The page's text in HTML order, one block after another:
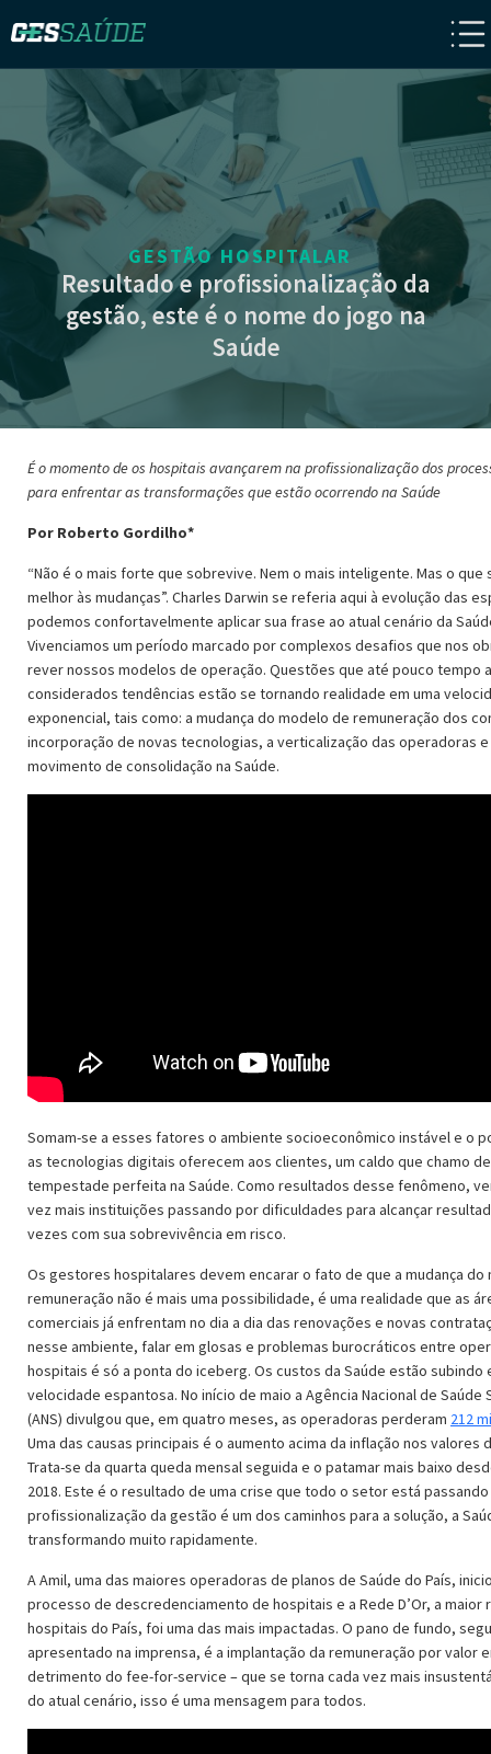
GESTÃO HOSPITALAR
Resultado e profissionalização da
gestão, este é o nome do jogo na
Saúde
É o momento de os hospitais avançarem na profissionalização dos
para enfrentar as transformações que estão ocorrendo na Saúde
Por Roberto Gordilho*
“Não é o mais forte que sobrevive. Nem o mais inteligente. Mas o que
melhor às mudanças”. Charles Darwin se referia aqui à evolução das
podemos confortavelmente aplicar sua frase ao atual cenário da
Vivenciamos um período marcado por complexos desafios que nos
rever nossos modelos de operação. Questões que até pouco tempo
considerados tendências estão se tornando realidade em uma
exponencial, tais como: a mudança do modelo de remuneração dos
incorporação de novas tecnologias, a verticalização das operadoras
movimento de consolidação na Saúde.
Somam-se a esses fatores o ambiente socioeconômico instável e o
as tecnologias digitais oferecem aos clientes, um caldo que chamo de
tempestade perfeita na Saúde. Como resultados desse fenômeno,
vez mais instituições passando por dificuldades para alcançar
vezes com sua sobrevivência em risco.
Os gestores hospitalares devem encarar o fato de que a mudança do
remuneração não é mais uma possibilidade, é uma realidade que as
comerciais já enfrentam no dia a dia das renovações e novas
nesse ambiente, falar em glosas e problemas burocráticos entre
hospitais é só a ponta do iceberg. Os custos da Saúde estão subindo
velocidade espantosa. No início de maio a Agência Nacional de Saúde
(ANS) divulgou que, em quatro meses, as operadoras perderam 212
Uma das causas principais é o aumento acima da inflação nos valores
Trata-se da quarta queda mensal seguida e o patamar mais baixo
2018. Este é o resultado de uma crise que todo o setor está passando
profissionalização da gestão é um dos caminhos para a solução, a
transformando muito rapidamente.
A Amil, uma das maiores operadoras de planos de Saúde do País,
processo de descredenciamento de hospitais e a Rede D’Or, a maior
hospitais do País, foi uma das mais impactadas. O pano de fundo,
apresentado na imprensa, é a implantação da remuneração por valor
detrimento do fee-for-service – que se torna cada vez mais
do atual cenário, isso é uma mensagem para todos.